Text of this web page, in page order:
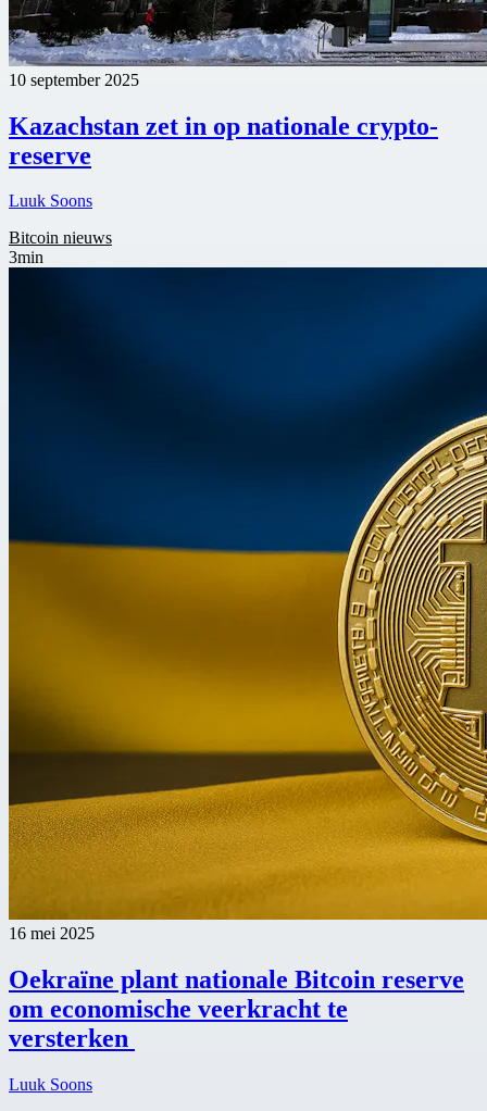
10 september 2025
Kazachstan zet in op nationale crypto-
reserve
Luuk Soons
Bitcoin nieuws
3min
16 mei 2025
Oekraïne plant nationale Bitcoin reserve
om economische veerkracht te
versterken
Luuk Soons